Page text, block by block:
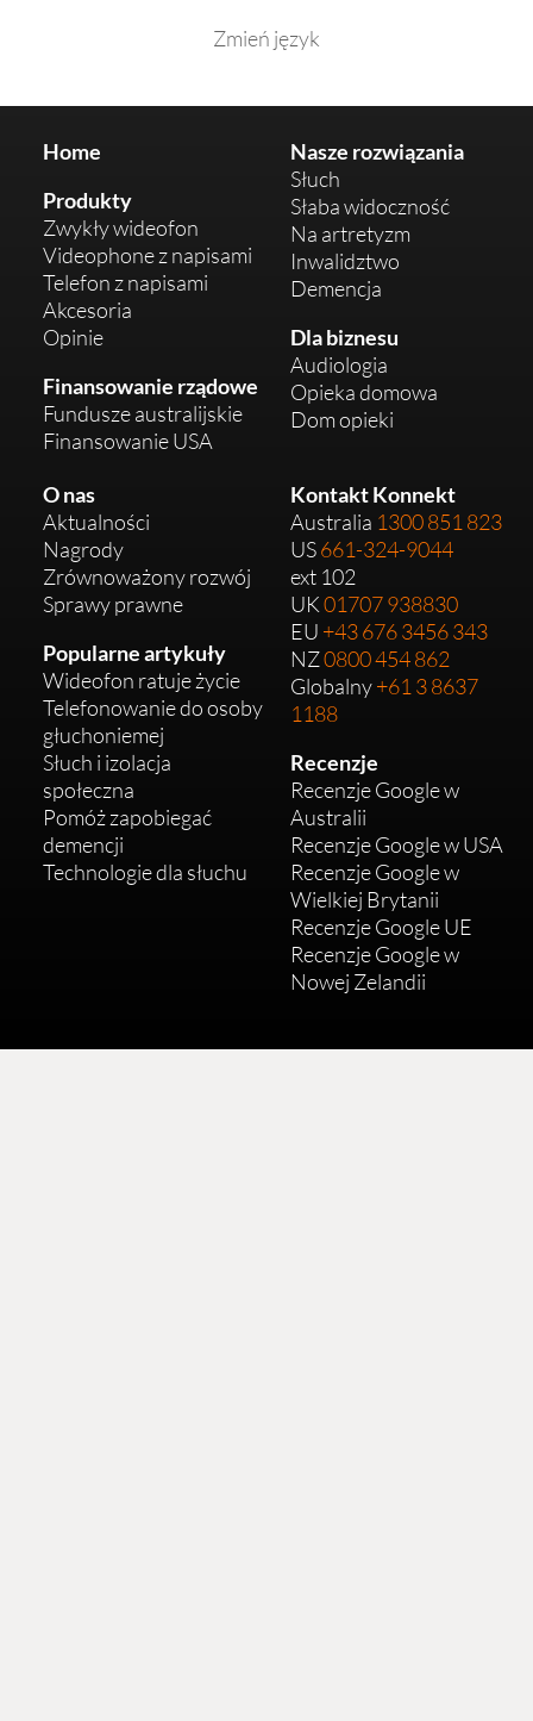
Zmień język
Home
Produkty
Zwykły wideofon
Videophone z napisami
Telefon z napisami
Akcesoria
Opinie
Finansowanie rządowe
Fundusze australijskie
Finansowanie USA
Nasze rozwiązania
Słuch
Słaba widoczność
Na artretyzm
Inwalidztwo
Demencja
Dla biznesu
Audiologia
Opieka domowa
Dom opieki
O nas
Aktualności
Nagrody
Zrównoważony rozwój
Sprawy prawne
Popularne artykuły
Wideofon ratuje życie
Telefonowanie do osoby
głuchoniemej
Słuch i izolacja
społeczna
Pomóż zapobiegać
demencji
Technologie dla słuchu
Kontakt Konnekt
Australia 1300 851 823
US661-324-9044
ext 102
UK01707 938830
EU +43 676 3456 343
NZ0800 454 862
Globalny+61 3 8637
1188
Recenzje
Recenzje Google w
Australii
Recenzje Google w USA
Recenzje Google w
Wielkiej Brytanii
Recenzje Google UE
Recenzje Google w
Nowej Zelandii